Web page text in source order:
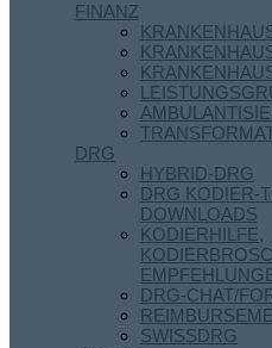
FINANZ
DRG
HYBRID-DRG
DRG KODIER-
DOWNLOADS
KODIERHILFE,
DRG-CHAT/
SWISSDRG